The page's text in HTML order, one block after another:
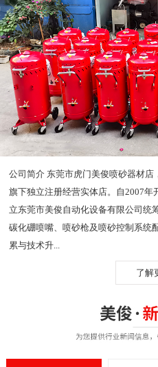
公司简介 东莞市虎门美俊喷砂器材
旗下独立注册经营实体店。自2007
立东莞市美俊自动化设备有限公司统
碳化硼喷嘴、喷砂枪及喷砂控制系统
累与技术升...
了解